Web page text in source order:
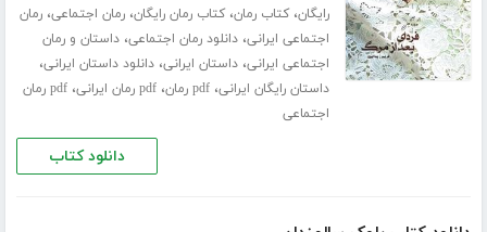
رایگان،کتاب رمان،کتاب رمان رایگان،رمان اجتماعی،رمان
اجتماعی ایرانی،دانلود رمان اجتماعی،داستان و رمان
اجتماعی ایرانی،داستان ایرانی،دانلود داستان ایرانی،
داستان رایگان ایرانی،pdf رمان ،pdf رمان ایرانی ،
pdf رمان
اجتماعی
دانلود کتاب